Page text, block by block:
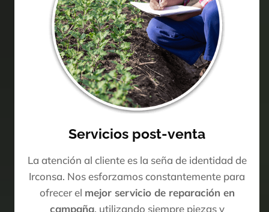
Servicios post-venta
La atención al cliente es la seña de identidad de
Irconsa. Nos esforzamos constantemente para
ofrecer el mejor servicio de reparación en
campaña, utilizando siempre piezas y